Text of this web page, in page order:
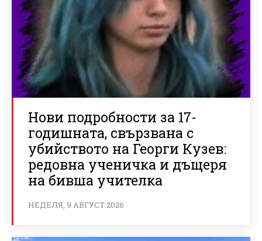
Нови подробности за 17-
годишната, свързвана с
убийството на Георги Кузев:
редовна ученичка и дъщеря
на бивша учителка
НЕДЕЛЯ, 9 АВГУСТ 2026